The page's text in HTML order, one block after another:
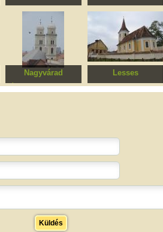
Román kori
plébániatemplom -
„Hegyi templom”
(romok)
Erődített evangélikus
templomegyüttes
Nagyvárad
Újvárosi református
Lesses
Szent Miklós
Küldés